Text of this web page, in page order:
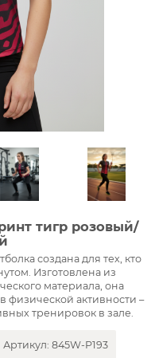
тигр розовый/
создана для тех, кто
Изготовлена из
материала, она
физической активности –
тренировок в зале.
Артикул: 845W-P193